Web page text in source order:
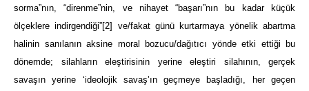
sorma”nın, “direnme”nin, ve nihayet “başarı”nın bu kadar küçük
ölçeklere indirgendiği”[2]
ve/fakat günü kurtarmaya yönelik abartma
halinin sanılanın aksine moral bozucu/dağıtıcı yönde etki ettiği bu
dönemde; silahların eleştirisinin yerine eleştiri silahının, gerçek
savaşın yerine ‘ideolojik savaş’ın geçmeye başladığı, her geçen